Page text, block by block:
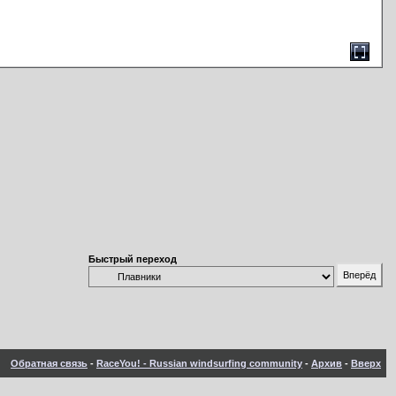
Быстрый переход
Обратная связь - RaceYou! - Russian windsurfing community - Архив - Вверх